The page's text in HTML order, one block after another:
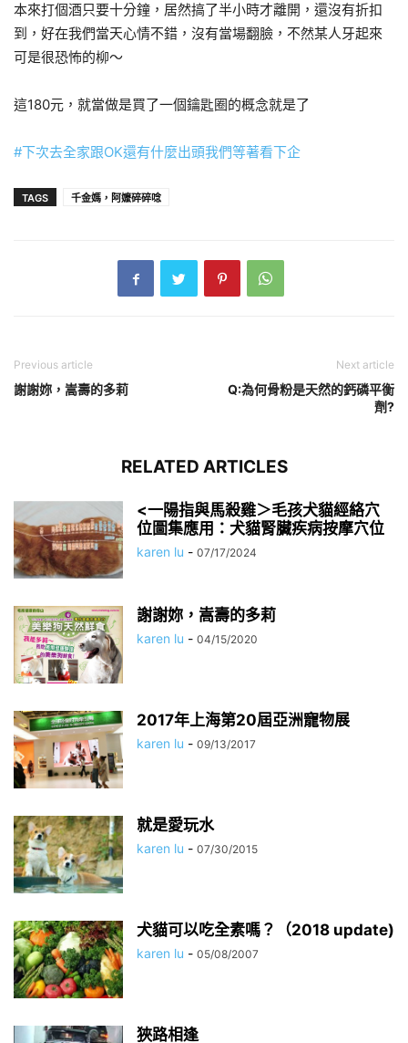
本來打個酒只要十分鐘，居然搞了半小時才離開，還沒有折扣
到，好在我們當天心情不錯，沒有當場翻臉，不然某人牙起來
可是很恐怖的柳～
這180元，就當做是買了一個鑰匙圈的概念就是了
#下次去全家跟OK還有什麼出頭我們等著看下企
TAGS 千金媽，阿嬤碎碎唸
Previous article
謝謝妳，嵩壽的多莉
Next article
Q:為何骨粉是天然的鈣磷平衡
劑?
RELATED ARTICLES
<一陽指與馬殺雞＞毛孩犬貓經絡穴
位圖集應用：犬貓腎臟疾病按摩穴位
karen lu - 07/17/2024
謝謝妳，嵩壽的多莉
karen lu - 04/15/2020
2017年上海第20屆亞洲寵物展
karen lu - 09/13/2017
就是愛玩水
karen lu - 07/30/2015
犬貓可以吃全素嗎？（2018 update)
karen lu - 05/08/2007
狹路相逢